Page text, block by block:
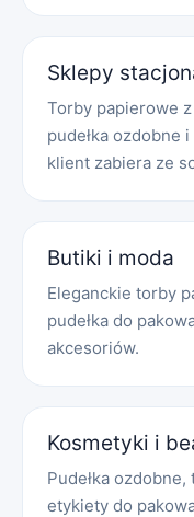
Sklepy
Torby papierowe
pudełka ozdobne
klient zabiera ze
Butiki i moda
Eleganckie torby
pudełka do
akcesoriów.
Kosmetyki i
Pudełka
etykiety do